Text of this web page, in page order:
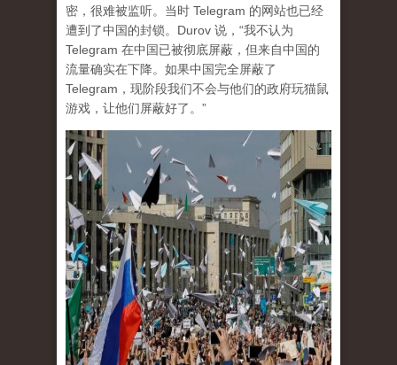
密，很难被监听。当时 Telegram 的网站也已经
遭到了中国的封锁。Durov 说，“我不认为
Telegram 在中国已被彻底屏蔽，但来自中国的
流量确实在下降。如果中国完全屏蔽了
Telegram，现阶段我们不会与他们的政府玩猫鼠
游戏，让他们屏蔽好了。”